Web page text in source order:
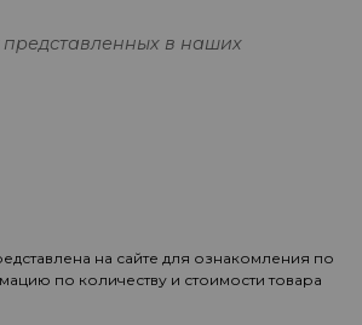
в наших
на сайте для ознакомления по
по количеству и стоимости товара